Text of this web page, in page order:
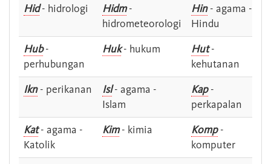
Hid- hidrologi Hidm-
hidrometeorologi
Hin- agama -
Hindu
Hub-
perhubungan
Huk- hukum Hut-
kehutanan
Ikn- perikanan Isl- agama -
Islam
Kap-
perkapalan
Kat- agama -
Katolik
Kim- kimia Komp-
komputer